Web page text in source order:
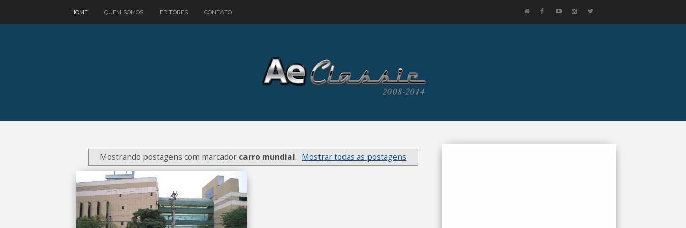
HOME QUEM SOMOS EDITORES CONTATO
Mostrando postagens com marcador carro mundial. Mostrar todas as postagens